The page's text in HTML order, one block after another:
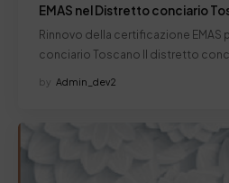
EMAS nel Distretto conciario
Rinnovo della certificazione EMAS
conciario Toscano Il distretto
by Admin_dev2